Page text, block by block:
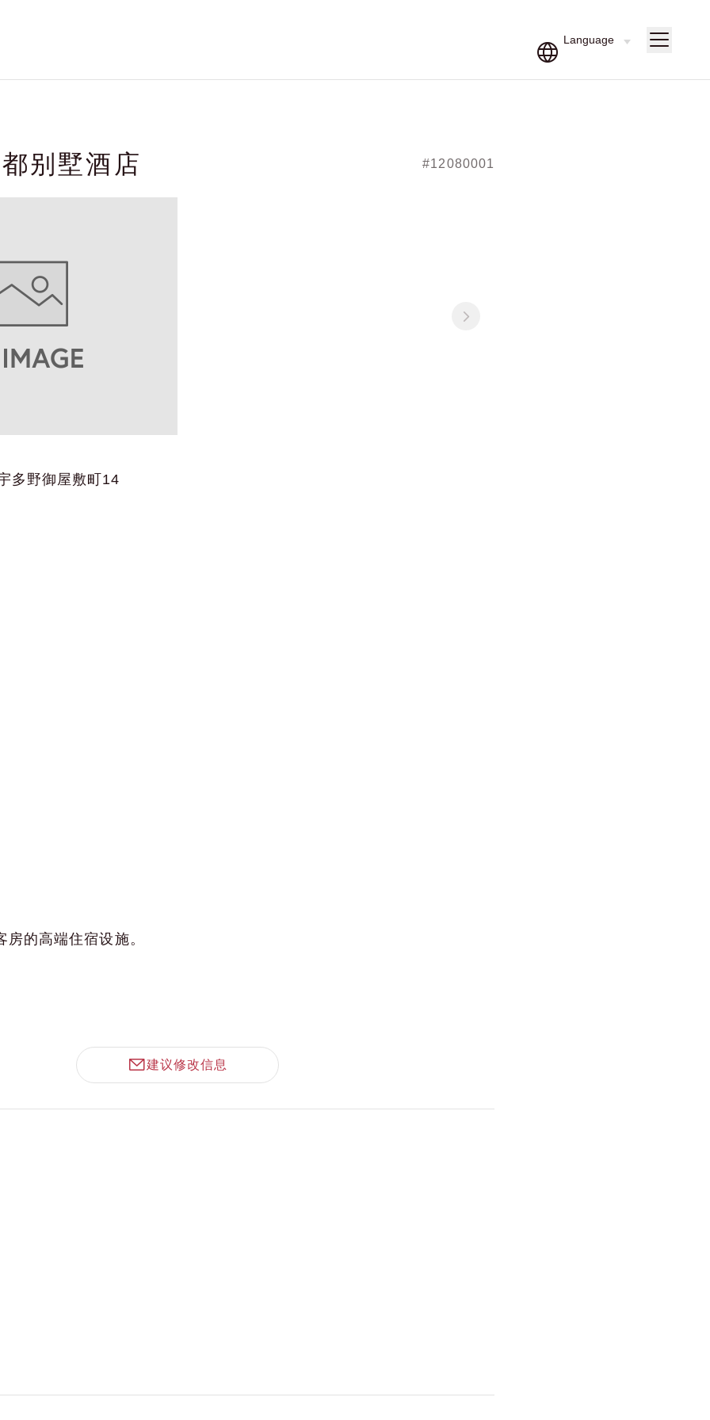
别墅酒店 #12080001
多野御屋敷町14
的高端住宿设施。
建议修改信息